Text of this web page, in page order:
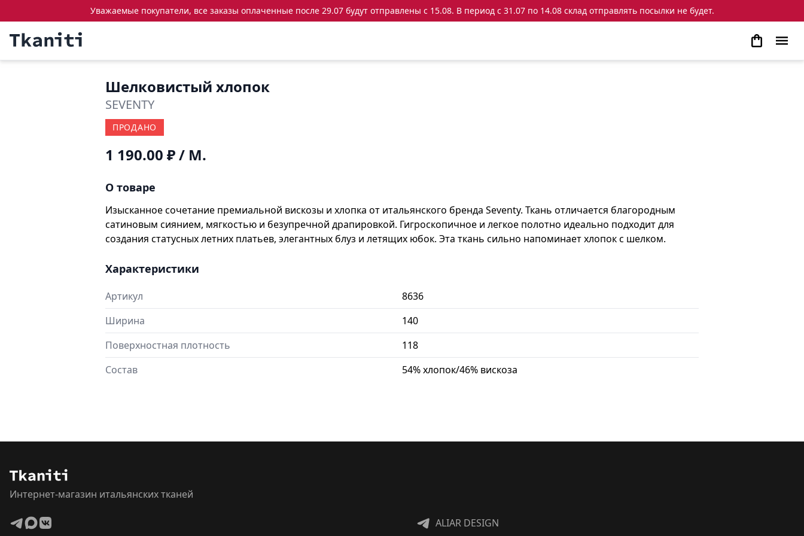
Уважаемые покупатели, все заказы оплаченные после 29.07 будут отправлены с 15.08. В период с 31.07 по 14.08 склад отправлять посылки не будет.
Шелковистый хлопок
SEVENTY
ПРОДАНО
1 190.00 ₽/ М.
О товаре
Изысканное сочетание премиальной вискозы и хлопка от итальянского бренда Seventy. Ткань отличается благородным
сатиновым сиянием, мягкостью и безупречной драпировкой. Гигроскопичное и легкое полотно идеально подходит для
создания статусных летних платьев, элегантных блуз и летящих юбок. Эта ткань сильно напоминает хлопок с шелком.
Характеристики
Артикул
8636
Ширина
140
Поверхностная плотность
118
Состав
54% хлопок/46% вискоза
Интернет-магазин итальянских тканей
ALIAR DESIGN